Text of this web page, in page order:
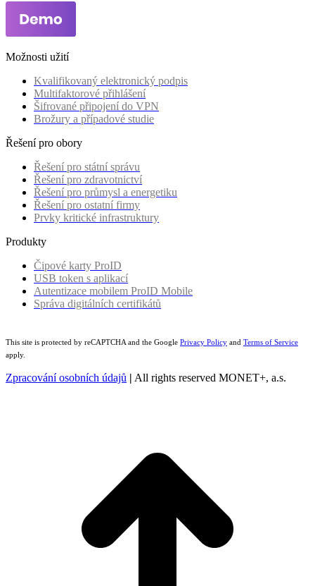
Možnosti užití
Kvalifikovaný elektronický podpis
Multifaktorové přihlášení
Šifrované připojení do VPN
Brožury a případové studie
Řešení pro obory
Řešení pro státní správu
Řešení pro zdravotnictví
Řešení pro průmysl a energetiku
Řešení pro ostatní firmy
Prvky kritické infrastruktury
Produkty
Čipové karty ProID
USB token s aplikací
Autentizace mobilem ProID Mobile
Správa digitálních certifikátů
This site is protected by reCAPTCHA and the Google Privacy Policy and Terms of Service
apply.
Zpracování osobních údajů | All rights reserved MONET+, a.s.